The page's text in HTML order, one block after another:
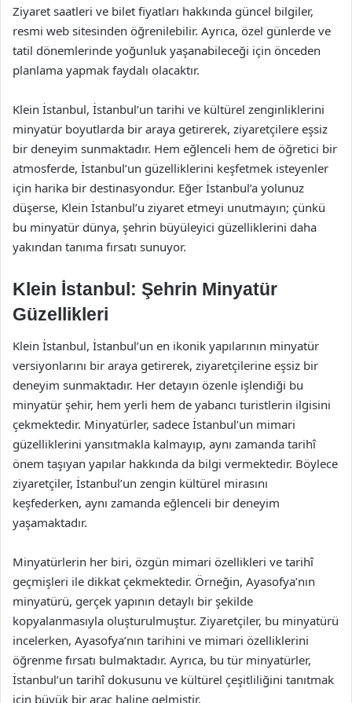
Ziyaret saatleri ve bilet fiyatları hakkında güncel bilgiler,
resmi web sitesinden öğrenilebilir. Ayrıca, özel günlerde ve
tatil dönemlerinde yoğunluk yaşanabileceği için önceden
planlama yapmak faydalı olacaktır.
Klein İstanbul, İstanbul’un tarihi ve kültürel zenginliklerini
minyatür boyutlarda bir araya getirerek, ziyaretçilere eşsiz
bir deneyim sunmaktadır. Hem eğlenceli hem de öğretici bir
atmosferde, İstanbul’un güzelliklerini keşfetmek isteyenler
için harika bir destinasyondur. Eğer İstanbul’a yolunuz
düşerse, Klein İstanbul’u ziyaret etmeyi unutmayın; çünkü
bu minyatür dünya, şehrin büyüleyici güzelliklerini daha
yakından tanıma fırsatı sunuyor.
Klein İstanbul: Şehrin Minyatür
Güzellikleri
Klein İstanbul, İstanbul’un en ikonik yapılarının minyatür
versiyonlarını bir araya getirerek, ziyaretçilerine eşsiz bir
deneyim sunmaktadır. Her detayın özenle işlendiği bu
minyatür şehir, hem yerli hem de yabancı turistlerin ilgisini
çekmektedir. Minyatürler, sadece İstanbul’un mimari
güzelliklerini yansıtmakla kalmayıp, aynı zamanda tarihî
önem taşıyan yapılar hakkında da bilgi vermektedir. Böylece
ziyaretçiler, İstanbul’un zengin kültürel mirasını
keşfederken, aynı zamanda eğlenceli bir deneyim
yaşamaktadır.
Minyatürlerin her biri, özgün mimari özellikleri ve tarihî
geçmişleri ile dikkat çekmektedir. Örneğin, Ayasofya’nın
minyatürü, gerçek yapının detaylı bir şekilde
kopyalanmasıyla oluşturulmuştur. Ziyaretçiler, bu minyatürü
incelerken, Ayasofya’nın tarihini ve mimari özelliklerini
öğrenme fırsatı bulmaktadır. Ayrıca, bu tür minyatürler,
İstanbul’un tarihî dokusunu ve kültürel çeşitliliğini tanıtmak
için büyük bir araç haline gelmiştir.